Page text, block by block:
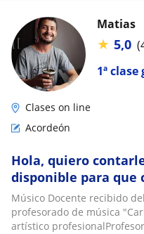
1ª
Matias
★ 5,0
Clases on line
Acordeón
Hola, quiero
disponible para que
particulares de
criolla
Músico Docente recibido
profesorado de música
artístico